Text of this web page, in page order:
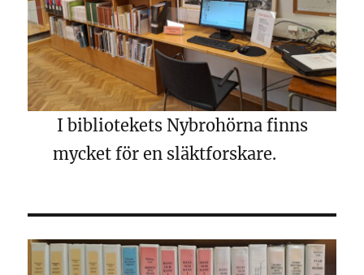
I bibliotekets Nybrohörna finns
mycket för en släktforskare.